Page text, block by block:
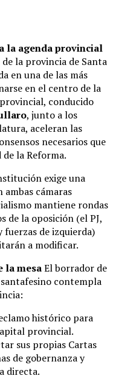
la agenda provincial
la provincia de Santa
en una de las más
en el centro de la
conducido
, junto a los
aceleran las
necesarios que
la Reforma.
exige una
cámaras
mantiene rondas
de la oposición (el PJ,
fuerzas de izquierda)
a modificar.
la mesaEl borrador de
contempla
histórico para
provincial.
sus propias Cartas
de gobernanza y
directa.